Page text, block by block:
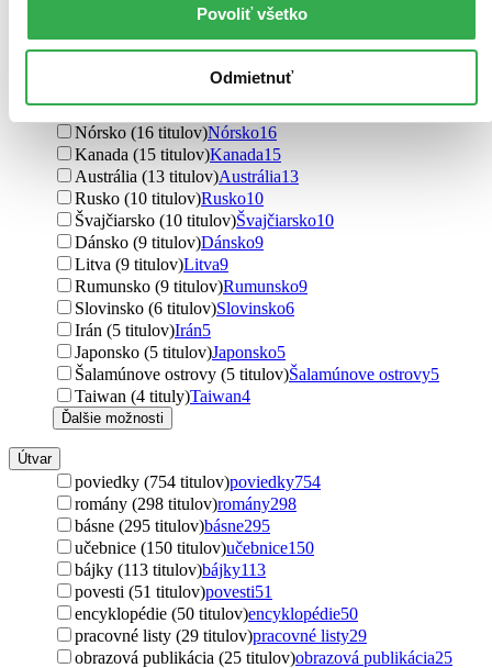
Povoliť všetko
Odmietnuť
Španielsko (27 titulov)Španielsko
Írsko (24 titulov)Írsko24
Holandsko
Maďarsko (18 titulov)Maďarsko
Fínsko (16 titulov)Fínsko16
Nórsko (16 titulov)Nórsko16
Kanada (15 titulov)Kanada15
Austrália (13 titulov)Austrália13
Rusko (10 titulov)Rusko10
Švajčiarsko (10 titulov)Švajčiarsko10
Dánsko (9 titulov)Dánsko9
Litva (9 titulov)Litva9
Rumunsko (9 titulov)Rumunsko9
Slovinsko (6 titulov)Slovinsko6
Irán (5 titulov)Irán5
Japonsko (5 titulov)Japonsko5
Šalamúnove ostrovy (5 titulov)Šalamúnove ostrovy5
Taiwan (4 tituly)Taiwan4
Ďalšie možnosti
Útvar
poviedky (754 titulov)poviedky754
romány (298 titulov)romány298
básne (295 titulov)básne295
učebnice (150 titulov)učebnice150
bájky (113 titulov)bájky113
povesti (51 titulov)povesti51
encyklopédie (50 titulov)encyklopédie50
pracovné listy (29 titulov)pracovné listy29
obrazová publikácia (25 titulov)obrazová publikácia25